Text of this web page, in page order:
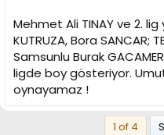
Mehmet Ali TINAY ve 2. lig
KUTRUZA, Bora SANCAR;
Samsunlu Burak
ligde boy gösteriyor.
oynayamaz !
1 of 4